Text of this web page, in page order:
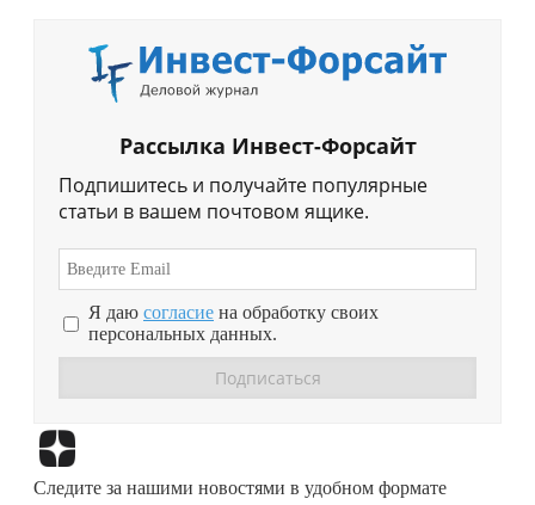
Рассылка Инвест-Форсайт
Подпишитесь и получайте популярные
статьи в вашем почтовом ящике.
Я даю согласие на обработку своих
персональных данных.
Следите за нашими новостями в удобном формате